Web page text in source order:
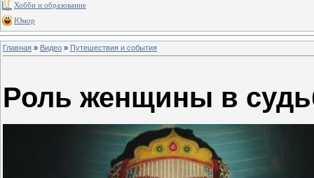
Хобби и образование
Юмор
Главная » Видео » Путешествия и события
Роль женщины в